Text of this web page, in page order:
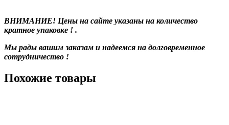
ВНИМАНИЕ! Цены на сайте указаны на количество
кратное упаковке ! .
Мы рады вашим заказам и надеемся на долговременное
сотрудничество !
Похожие товары